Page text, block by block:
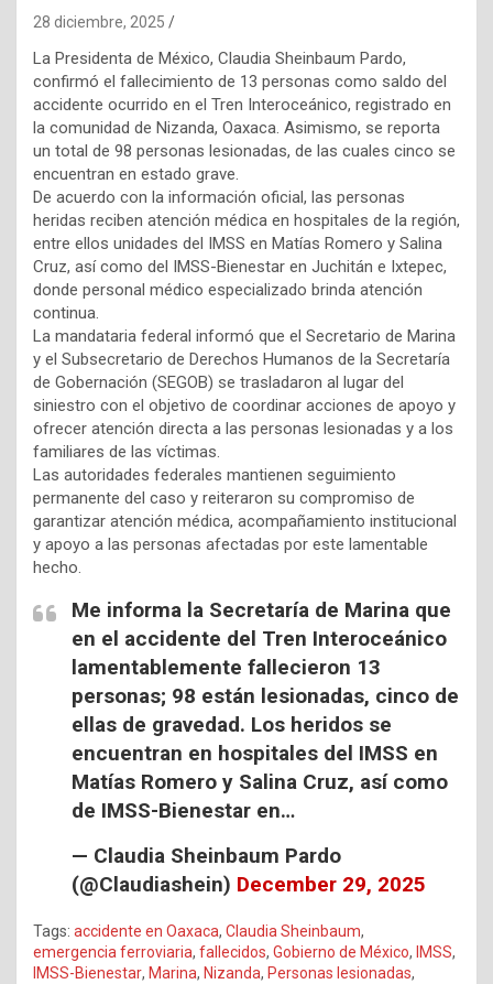
28 diciembre, 2025
La Presidenta de México, Claudia Sheinbaum Pardo,
confirmó el fallecimiento de 13 personas como saldo del
accidente ocurrido en el Tren Interoceánico, registrado en
la comunidad de Nizanda, Oaxaca. Asimismo, se reporta
un total de 98 personas lesionadas, de las cuales cinco se
encuentran en estado grave.
De acuerdo con la información oficial, las personas
heridas reciben atención médica en hospitales de la región,
entre ellos unidades del IMSS en Matías Romero y Salina
Cruz, así como del IMSS-Bienestar en Juchitán e Ixtepec,
donde personal médico especializado brinda atención
continua.
La mandataria federal informó que el Secretario de Marina
y el Subsecretario de Derechos Humanos de la Secretaría
de Gobernación (SEGOB) se trasladaron al lugar del
siniestro con el objetivo de coordinar acciones de apoyo y
ofrecer atención directa a las personas lesionadas y a los
familiares de las víctimas.
Las autoridades federales mantienen seguimiento
permanente del caso y reiteraron su compromiso de
garantizar atención médica, acompañamiento institucional
y apoyo a las personas afectadas por este lamentable
hecho.
Me informa la Secretaría de Marina que
en el accidente del Tren Interoceánico
lamentablemente fallecieron 13
personas; 98 están lesionadas, cinco de
ellas de gravedad. Los heridos se
encuentran en hospitales del IMSS en
Matías Romero y Salina Cruz, así como
de IMSS-Bienestar en…
— Claudia Sheinbaum Pardo
(@Claudiashein) December 29, 2025
Tags: accidente en Oaxaca, Claudia Sheinbaum,
emergencia ferroviaria, fallecidos, Gobierno de México, IMSS,
IMSS-Bienestar, Marina, Nizanda, Personas lesionadas,